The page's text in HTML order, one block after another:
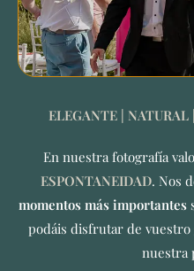
ELEGANTE |
En nuestra fotografía
ESPONTANEIDAD. Nos
momentos más importantes
podáis disfrutar de
nuestra